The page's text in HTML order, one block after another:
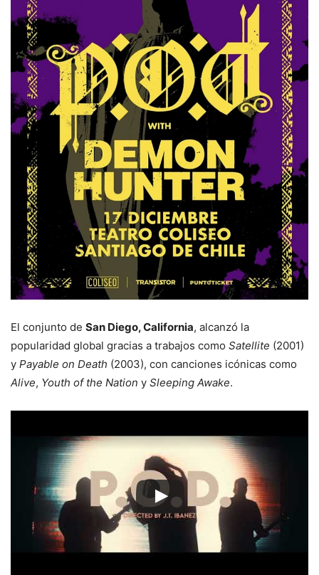
El conjunto de San Diego, California, alcanzó la
popularidad global gracias a trabajos como Satellite (2001)
y Payable on Death (2003), con canciones icónicas como
Alive, Youth of the Nation y Sleeping Awake.